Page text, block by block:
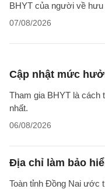
BHYT của người về
07/08/2026
Cập nhật mức
Tham gia BHYT là cách
nhất.
06/08/2026
Địa chỉ làm bảo
Toàn tỉnh Đồng Nai ước